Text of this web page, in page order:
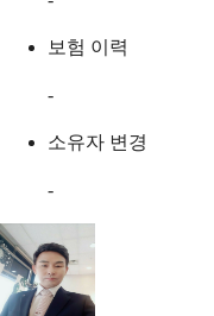
보험 이력
-
소유자 변경
-